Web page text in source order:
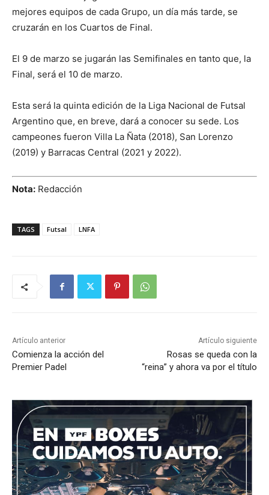
mejores equipos de cada Grupo, un día más tarde, se
cruzarán en los Cuartos de Final.
El 9 de marzo se jugarán las Semifinales en tanto que, la
Final, será el 10 de marzo.
Esta será la quinta edición de la Liga Nacional de Futsal
Argentino que, en breve, dará a conocer su sede. Los
campeones fueron Villa La Ñata (2018), San Lorenzo
(2019) y Barracas Central (2021 y 2022).
Nota: Redacción
TAGS Futsal LNFA
Artículo anterior
Comienza la acción del
Premier Padel
Artículo siguiente
Rosas se queda con la
“reina” y ahora va por el título